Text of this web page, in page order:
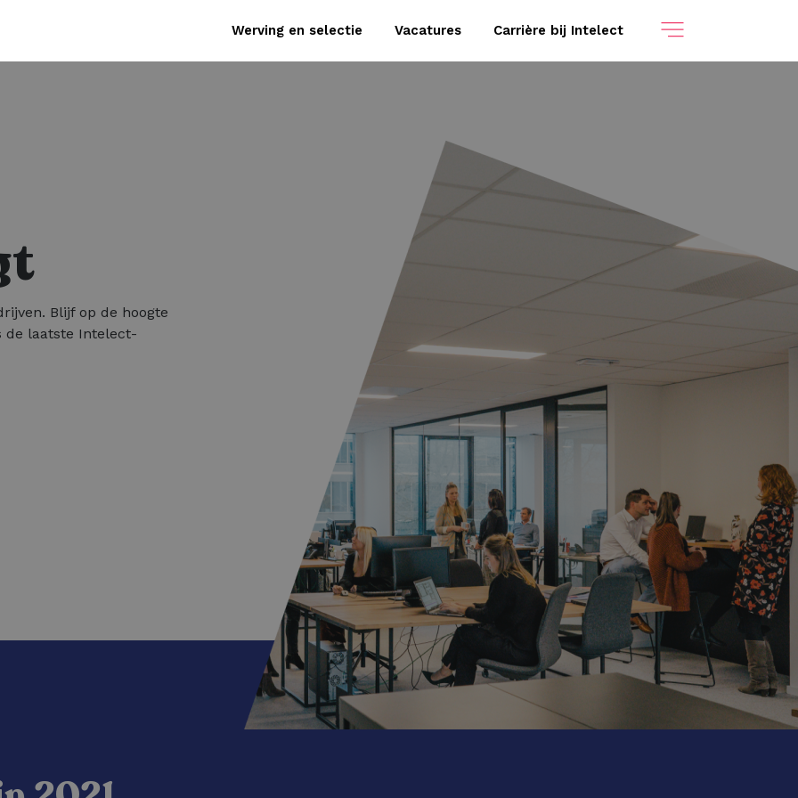
Werving en selectie Vacatures Carrière bij Intelect
Blijf op de hoogte
de laatste Intelect-